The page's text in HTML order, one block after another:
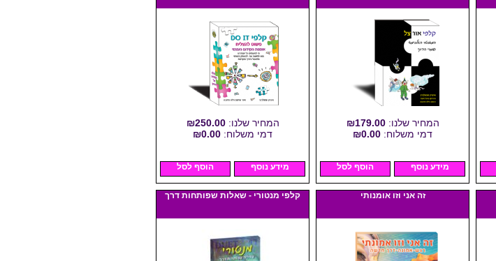
המחיר שלנו:₪179.00
דמי משלוח: ₪0.00
מידע נוסף הוסף לסל
המחיר שלנו:₪250.00
דמי משלוח: ₪0.00
מידע נוסף הוסף לסל
זה אני וזו אומנותי קלפי מנטורי - שאלות שפותחות דרך